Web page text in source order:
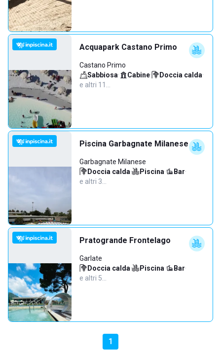
Acquapark Castano Primo
Castano Primo
Sabbiosa· Cabine· Doccia calda·
e altri 11…
Piscina Garbagnate Milanese
Garbagnate Milanese
Doccia calda· Piscina· Bar·
e altri 3…
Pratogrande Frontelago
Garlate
Doccia calda· Piscina· Bar·
e altri 5…
1